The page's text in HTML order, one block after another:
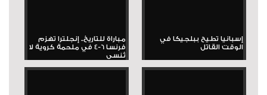
إسبانيا تطيح ببلجيكا في
الوقت القاتل
مباراة للتاريخ.. إنجلترا تهزم
فرنسا 6-4 في ملحمة كروية لا
تُنسى